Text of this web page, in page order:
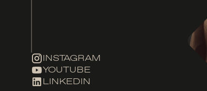
INSTAGRAM
YOUTUBE
LINKEDIN